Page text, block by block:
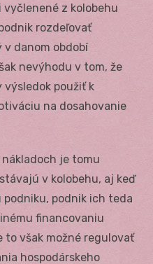
z kolobehu
rozdeľovať
v danom období
nevýhodu v tom, že
výsledok použiť k
na dosahovanie
je tomu
v kolobehu, aj keď
podnik ich teda
financovaniu
to však možné regulovať
hospodárskeho